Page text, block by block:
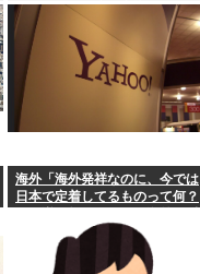
子を見たくて床に寝込んでしま
った」
海外「海外発祥なのに、今では
日本で定着してるものって何？